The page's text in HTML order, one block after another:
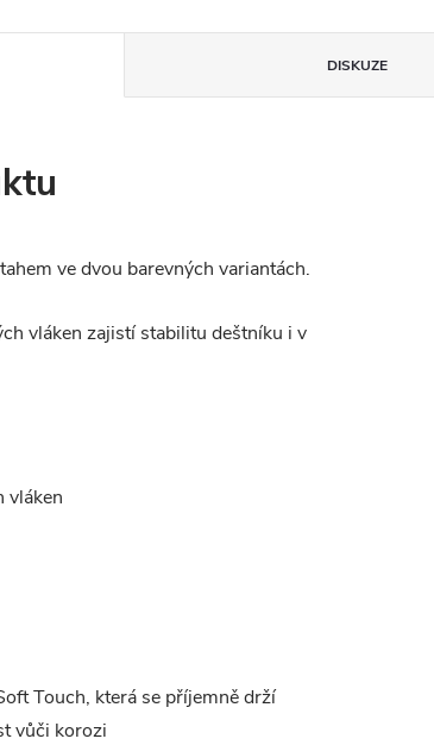
DISKUZE
ve dvou barevných variantách.
vláken zajistí stabilitu deštníku i v
vláken
Touch, která se příjemně drží
vůči korozi